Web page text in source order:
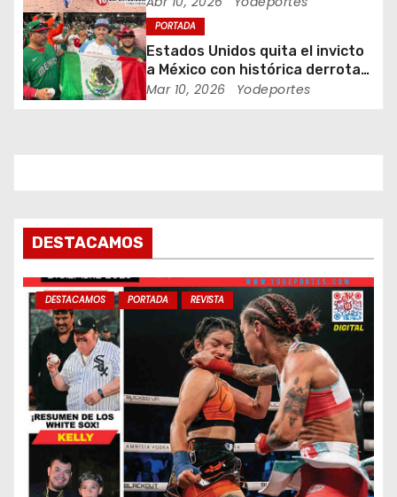
n
t
r
s
PORTADA
Estados Unidos quita el invicto
a México con histórica derrota
en Clásico Mundial de Béisbol
Mar 10, 2026 Yodeportes
DESTACAMOS
DESTACAMOS PORTADA REVISTA